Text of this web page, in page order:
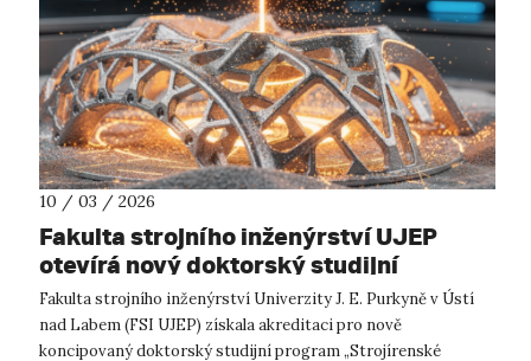
10 / 03 / 2026
Fakulta strojního inženýrství UJEP
otevírá nový doktorský studijní
program!
Fakulta strojního inženýrství Univerzity J. E. Purkyně v Ústí
nad Labem (FSI UJEP) získala akreditaci pro nově
koncipovaný doktorský studijní program „Strojírenské